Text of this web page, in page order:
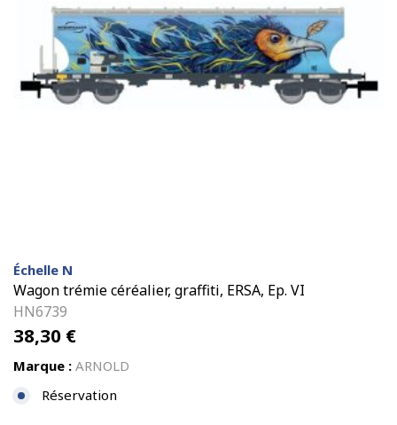
Échelle N
Wagon trémie céréalier, graffiti, ERSA, Ep. VI
HN6739
38,30 €
Marque : ARNOLD
Réservation